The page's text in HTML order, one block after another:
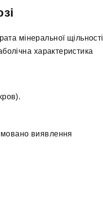
мінеральної щільності
характеристика
виявлення